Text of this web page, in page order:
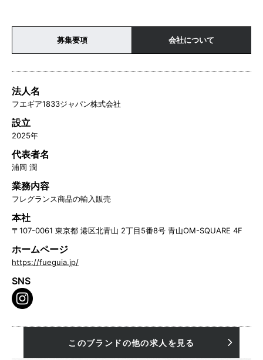
募集要項 会社について
法人名
フエギア1833ジャパン株式会社
設立
2025年
代表者名
浦岡 潤
業務内容
フレグランス商品の輸入販売
本社
〒107-0061 東京都 港区北青山 2丁目5番8号 青山OM-SQUARE 4F
ホームページ
https://fueguia.jp/
SNS
このブランドの他の求人を見る